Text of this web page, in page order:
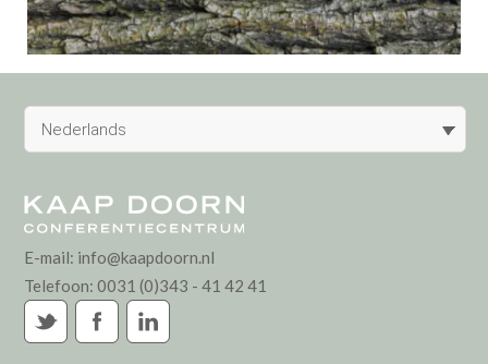
Nederlands
E-mail: info@kaapdoorn.nl
Telefoon:0031 (0)343 - 41 42 41